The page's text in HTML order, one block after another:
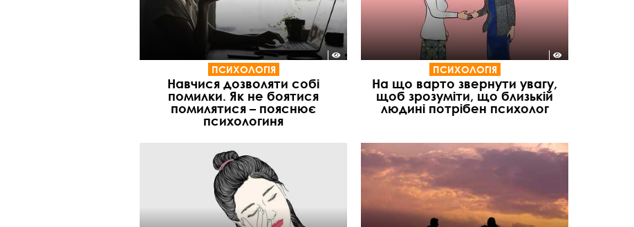
ПСИХОЛОГІЯ
Навчися дозволяти собі
помилки. Як не боятися
помилятися – пояснює
психологиня
ПСИХОЛОГІЯ
На що варто звернути увагу,
щоб зрозуміти, що близькій
людині потрібен психолог